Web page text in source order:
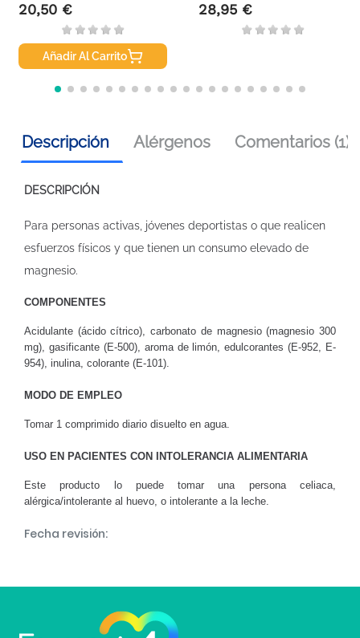
Precio
20,50 €
Añadir Al Carrito
Precio
28,95 €
Descripción Alérgenos Comentarios (1)
DESCRIPCIÓN
Para personas activas, jóvenes deportistas o que realicen
esfuerzos físicos y que tienen un consumo elevado de
magnesio.
COMPONENTES
Acidulante (ácido cítrico), carbonato de magnesio (magnesio 300
mg), gasificante (E-500), aroma de limón, edulcorantes (E-952, E-
954), inulina, colorante (E-101).
MODO DE EMPLEO
Tomar 1 comprimido diario disuelto en agua.
USO EN PACIENTES CON INTOLERANCIA ALIMENTARIA
Este producto lo puede tomar una persona celiaca,
alérgica/intolerante al huevo, o intolerante a la leche.
Fecha revisión: